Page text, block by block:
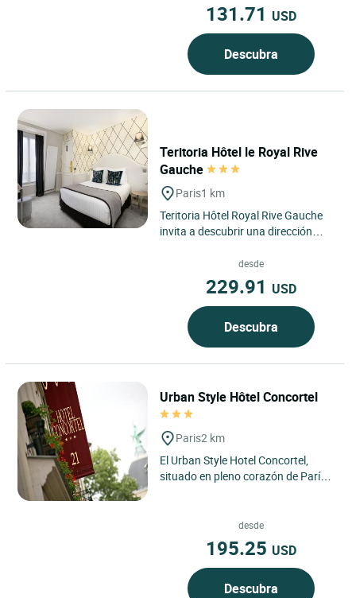
131.71 USD
Descubra
Teritoria Hôtel le Royal Rive
Gauche
Paris1 km
Teritoria Hôtel Royal Rive Gauche
invita a descubrir una dirección
desde
229.91 USD
Descubra
Urban Style Hôtel Concortel
Paris2 km
El Urban Style Hotel Concortel,
situado en pleno corazón de París,
desde
195.25 USD
Descubra